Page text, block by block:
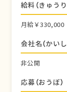
給料（きゅうり
月給￥330,000
会社名（かい
非公開
応募（おうぼ）